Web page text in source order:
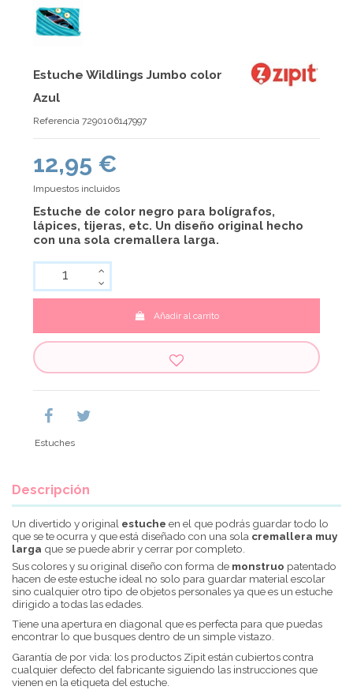
Estuche Wildlings Jumbo color
Azul
Referencia 7290106147997
12,95 €
Impuestos incluidos
Estuche de color negro para bolígrafos,
lápices, tijeras, etc. Un diseño original hecho
con una sola cremallera larga.
Añadir al carrito
Estuches
Descripción
Un divertido y original estuche en el que podrás guardar todo lo
que se te ocurra y que está diseñado con una sola cremallera muy
larga que se puede abrir y cerrar por completo.
Sus colores y su original diseño con forma de monstruo patentado
hacen de este estuche ideal no solo para guardar material escolar
sino cualquier otro tipo de objetos personales ya que es un estuche
dirigido a todas las edades.
Tiene una apertura en diagonal que es perfecta para que puedas
encontrar lo que busques dentro de un simple vistazo.
Garantía de por vida: los productos Zipit están cubiertos contra
cualquier defecto del fabricante siguiendo las instrucciones que
vienen en la etiqueta del estuche.